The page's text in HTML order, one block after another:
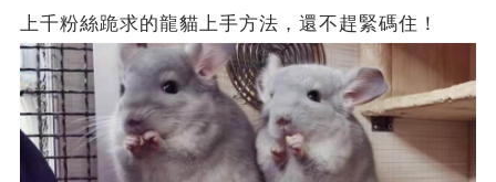
上千粉絲跪求的龍貓上手方法，還不趕緊碼住！